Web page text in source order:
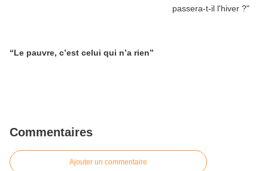
“Le pauvre, c’est celui qui n’a rien”
Commentaires
Ajouter un commentaire